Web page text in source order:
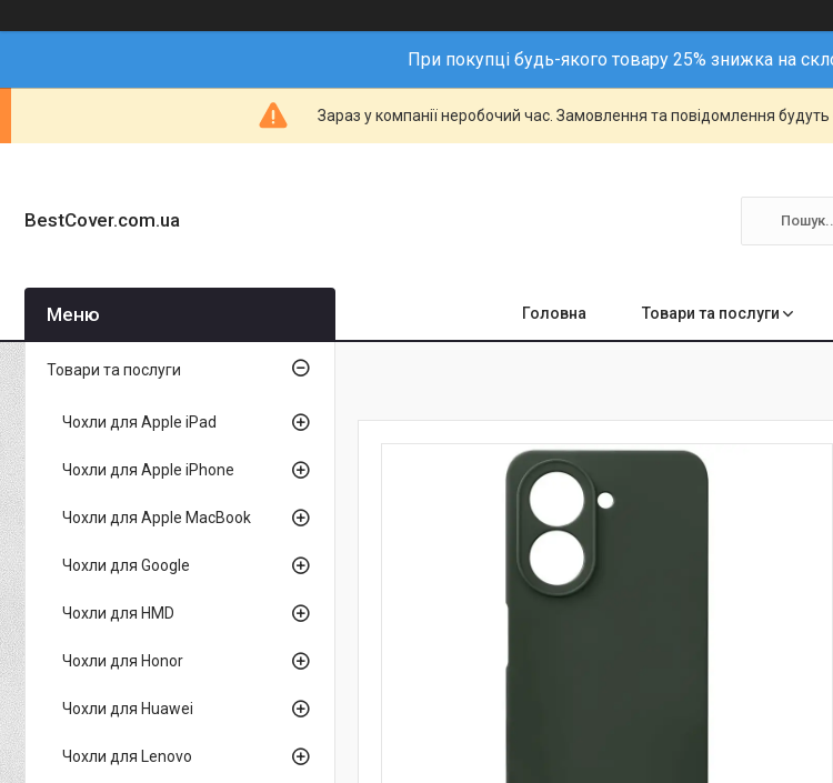
При покупці будь-якого товару 25% знижка на
Зараз у компанії неробочий час. Замовлення та повідомлення
BestCover.com.ua
Головна Товари та послуги
Товари та послуги
Чохли для Apple iPad
Чохли для Apple iPhone
Чохли для Apple MacBook
Чохли для Google
Чохли для HMD
Чохли для Honor
Чохли для Huawei
Чохли для Lenovo